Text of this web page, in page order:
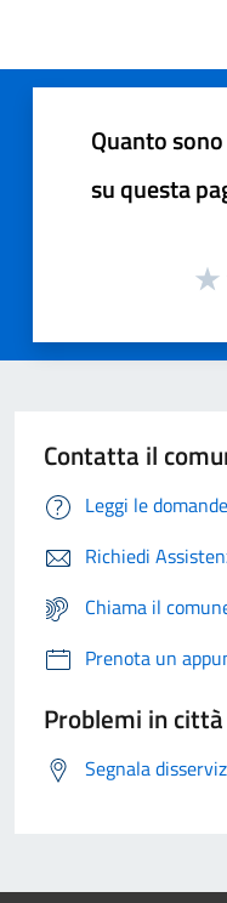
Quanto
su questa
Contatta il
Leggi le
Richiedi
Chiama il
Prenota un
Problemi in città
Segnala